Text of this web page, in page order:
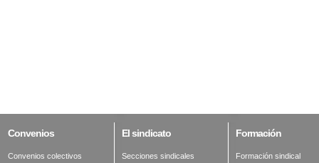
Convenios
Convenios colectivos
Elsindicato
Secciones sindicales
Formación
Formación sindical